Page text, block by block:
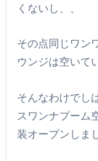
くないし、、
その点同じワン
ウンジは空いて
そんなわけでし
スワンナプーム
装オープンしま